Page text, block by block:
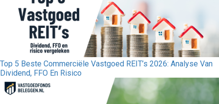
Top 5 Beste Commerciële Vastgoed REIT’s 2026: Analyse Van
Dividend, FFO En Risico